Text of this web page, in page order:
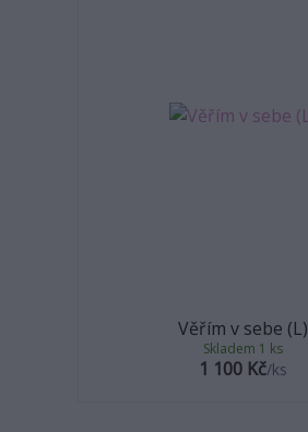
Věřím v sebe (L)
1 100 Kč/ks
Skladem 1 ks